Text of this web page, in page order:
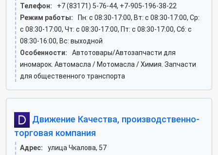
Телефон:
+7 (83171) 5-76-44, +7-905-196-38-22
Режим работы:
Пн: c 08:30-17:00, Вт: c 08:30-17:00, Ср:
c 08:30-17:00, Чт: c 08:30-17:00, Пт: c 08:30-17:00, Сб: c
08:30-16:00, Вс: выходной
Особенности:
Автотовары/Автозапчасти для
иномарок. Автомасла / Мотомасла / Химия. Запчасти
для общественного транспорта
Движение Качества, производственно-
торговая компания
Адрес:
улица Чкалова, 57